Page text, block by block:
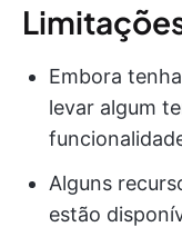
Embora
levar algum
Alguns
estão